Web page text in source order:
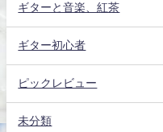
ギターと音楽、紅茶
ギター初心者
ピックレビュー
未分類